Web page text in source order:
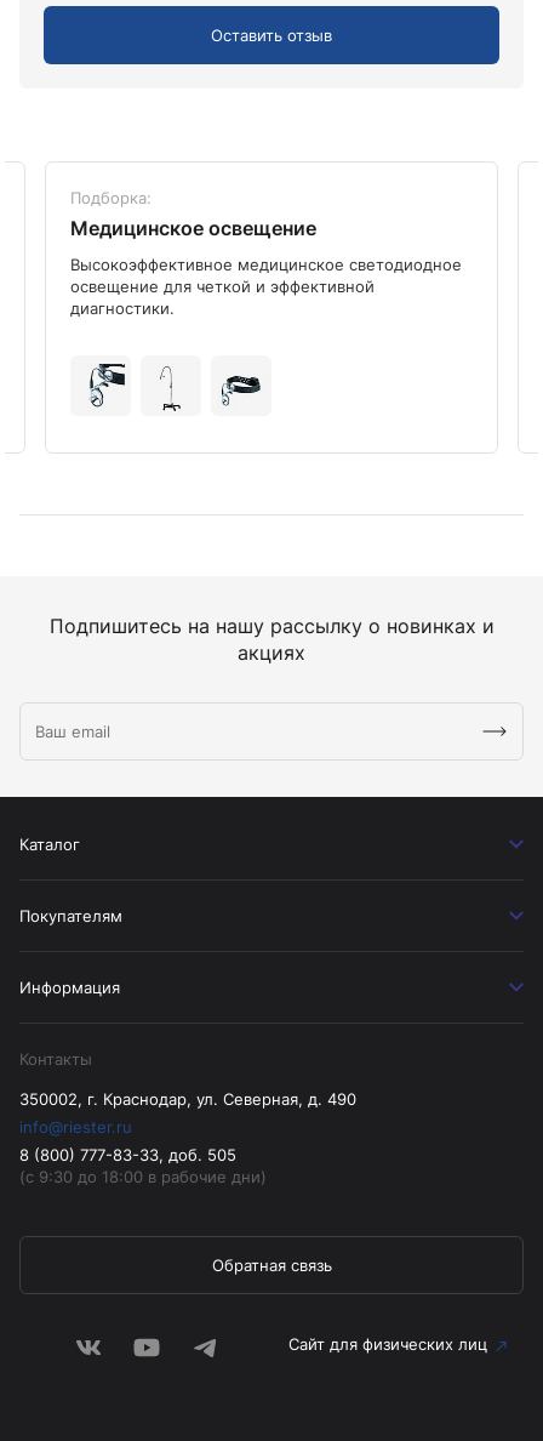
Оставить отзыв
Подборка:
Медицинское освещение
Высокоэффективное медицинское светодиодное
освещение для четкой и эффективной
диагностики.
Подпишитесь на нашу рассылку о новинках и
акциях
Каталог
Покупателям
Информация
Контакты
350002, г. Краснодар, ул. Северная, д. 490
info@riester.ru
8 (800) 777-83-33, доб. 505
(с 9:30 до 18:00 в рабочие дни)
Обратная связь
Сайт для физических лиц